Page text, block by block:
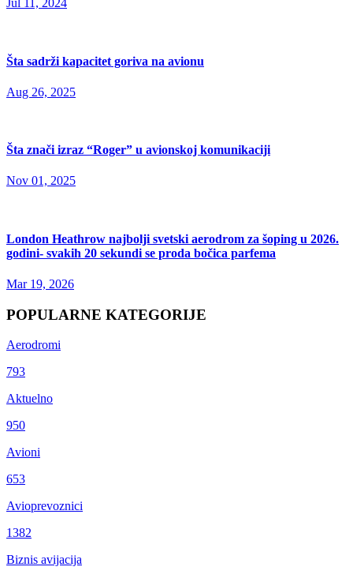
Jul 11, 2024
Šta sadrži kapacitet goriva na avionu
Aug 26, 2025
Šta znači izraz “Roger” u avionskoj komunikaciji
Nov 01, 2025
London Heathrow najbolji svetski aerodrom za šoping u 2026.
godini- svakih 20 sekundi se proda bočica parfema
Mar 19, 2026
POPULARNE KATEGORIJE
Aerodromi
793
Aktuelno
950
Avioni
653
Avioprevoznici
1382
Biznis avijacija